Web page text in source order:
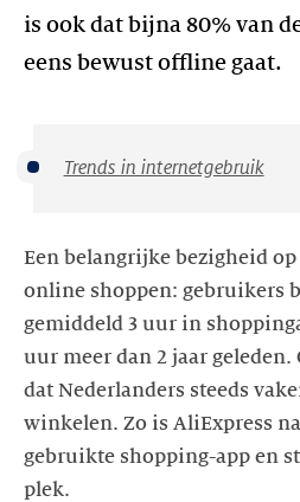
is ook dat bijna 80% van
eens bewust offline gaat.
Trends in internetgebruik
Een belangrijke bezigheid
online shoppen: gebruikers
gemiddeld 3 uur in
uur meer dan 2 jaar
dat Nederlanders steeds
winkelen. Zo is AliExpress
gebruikte shopping-app en
plek.